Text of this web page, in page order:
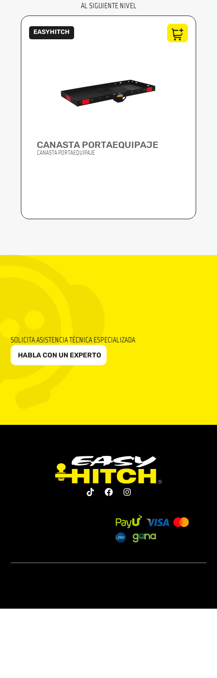
AL SIGUIENTE NIVEL
EASYHITCH
CANASTA PORTAEQUIPAJE
CANASTA PORTAEQUIPAJE
SOLICITA ASISTENCIA TÉCNICA ESPECIALIZADA
HABLA CON UN EXPERTO